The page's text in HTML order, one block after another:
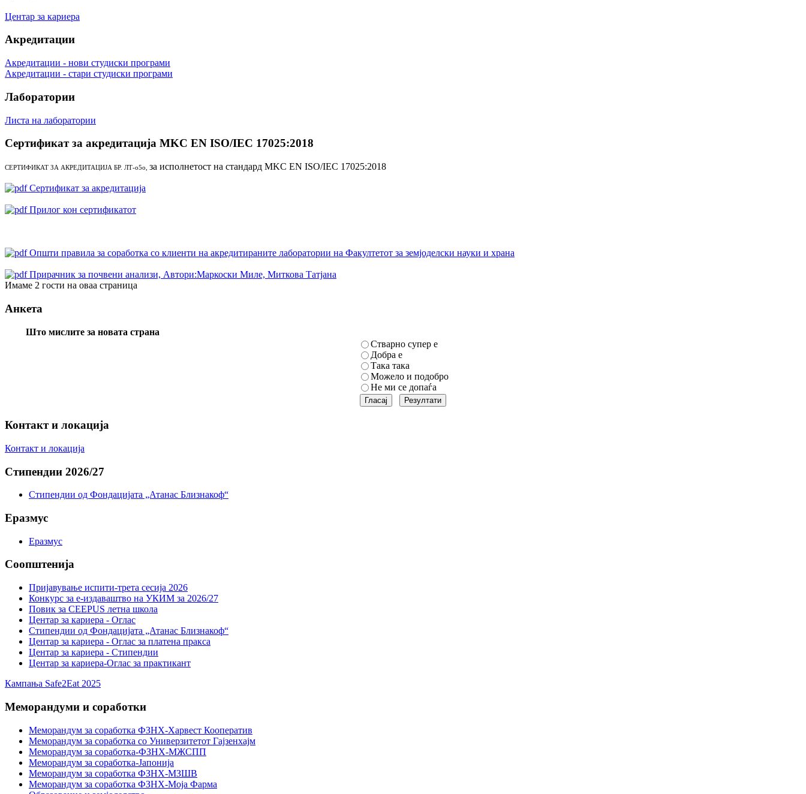
Центар за кариера
Акредитации
Акредитации - нови студиски програми
Акредитации - стари студиски програми
Лаборатории
Листа на лаборатории
Сертификат за акредитација MKC EN ISO/IEC 17025:2018
СЕРТИФИКАТ ЗА АКРЕДИТАЦИЈА БР. ЛТ-о5о, за исполнетост на стандард MKC EN ISO/IEC 17025:2018
Сертификат за акредитација
Прилог кон сертификатот
Oпшти правила за соработка со клиенти на акредитираните лаборатории на Факултетот за земјоделски науки и храна
Прирачник за почвени анализи, Автори:Маркоски Миле, Миткова Татјана
Имаме 2 гости на оваа страница
Анкета
Што мислите за новата страна
Стварно супер е
Добра е
Така така
Можело и подобро
Не ми се допаѓа
Контакт и локација
Контакт и локација
Стипендии 2026/27
Стипендии од Фондацијата „Атанас Близнакоф“
Еразмус
Еразмус
Соопштенија
Пријавување испити-трета сесија 2026
Конкурс за е-издаваштво на УКИМ за 2026/27
Повик за CEEPUS летна школа
Центар за кариера - Оглас
Стипендии од Фондацијата „Атанас Близнакоф“
Центар за кариера - Оглас за платена пракса
Центар за кариера - Стипендии
Центар за кариера-Оглас за практикант
Кампања Safe2Eat 2025
Меморандуми и соработки
Меморандум за соработка ФЗНХ-Харвест Кооператив
Меморандум за соработка со Универзитетот Гајзенхајм
Меморандум за соработка-ФЗНХ-МЖСПП
Меморандум за соработка-Јапонија
Меморандум за соработка ФЗНХ-МЗШВ
Меморандум за соработка ФЗНХ-Моја Фарма